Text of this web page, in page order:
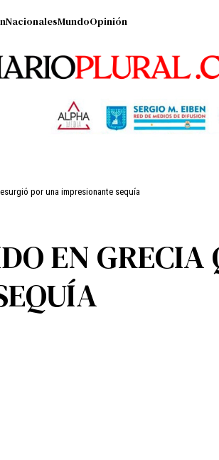
NacionalesMundoOpinión
por una impresionante sequía
EN GRECIA